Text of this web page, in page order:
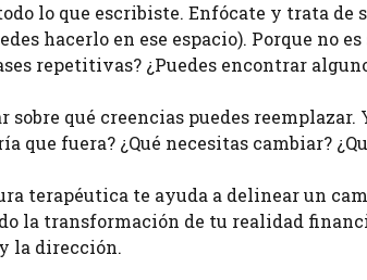
lo que escribiste. Enfócate y trata
hacerlo en ese espacio). Porque no
repetitivas? ¿Puedes encontrar
sobre qué creencias puedes
que fuera? ¿Qué necesitas cambiar?
terapéutica te ayuda a delinear un
la transformación de tu realidad
la dirección.